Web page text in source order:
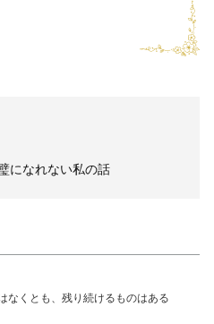
になれない私の話
なくとも、残り続けるものはある